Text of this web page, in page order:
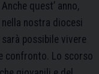
Anche quest’ anno,
nella nostra diocesi
sarà possibile vivere
confronto. Lo scorso